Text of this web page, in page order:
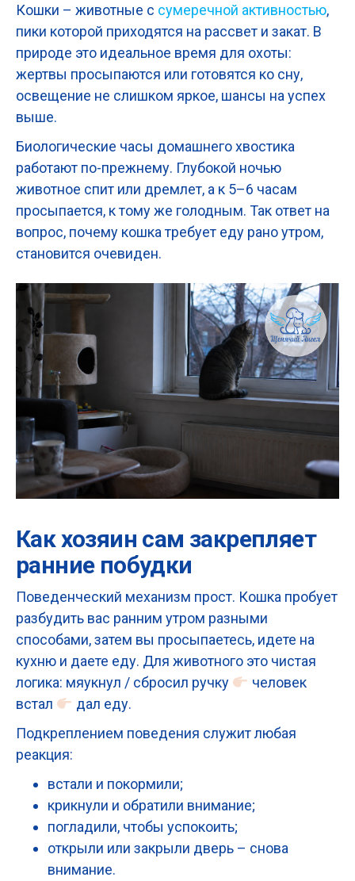
Кошки – животные с сумеречной активностью,
пики которой приходятся на рассвет и закат. В
природе это идеальное время для охоты:
жертвы просыпаются или готовятся ко сну,
освещение не слишком яркое, шансы на успех
выше.
Биологические часы домашнего хвостика
работают по-прежнему. Глубокой ночью
животное спит или дремлет, а к 5–6 часам
просыпается, к тому же голодным. Так ответ на
вопрос, почему кошка требует еду рано утром,
становится очевиден.
Как хозяин сам закрепляет
ранние побудки
Поведенческий механизм прост. Кошка пробует
разбудить вас ранним утром разными
способами, затем вы просыпаетесь, идете на
кухню и даете еду. Для животного это чистая
логика: мяукнул / сбросил ручку
человек
встал
дал еду.
Подкреплением поведения служит любая
реакция:
встали и покормили;
крикнули и обратили внимание;
погладили, чтобы успокоить;
открыли или закрыли дверь – снова
внимание.